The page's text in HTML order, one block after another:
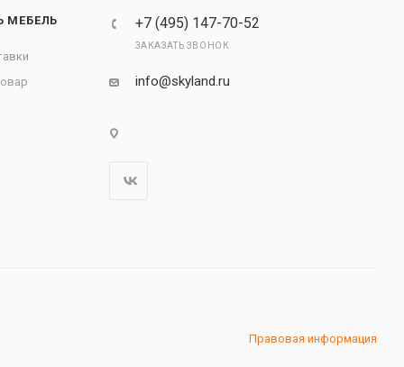
МЕБЕЛЬ +7 (495) 147-70-52
ЗАКАЗАТЬ ЗВОНОК
info@skyland.ru
Правовая информация